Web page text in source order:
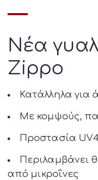
Νέα
Zippο
Κατάλληλα για
Με κομψούς,
Προστασία
Περιλαμβάνει
από μικροΐνες